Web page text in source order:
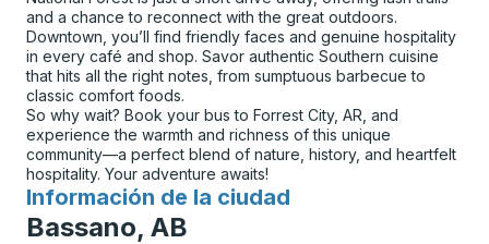
and a chance to reconnect with the great outdoors.
Downtown, you’ll find friendly faces and genuine hospitality
in every café and shop. Savor authentic Southern cuisine
that hits all the right notes, from sumptuous barbecue to
classic comfort foods.
So why wait? Book your bus to Forrest City, AR, and
experience the warmth and richness of this unique
community—a perfect blend of nature, history, and heartfelt
hospitality. Your adventure awaits!
Información de la ciudad
para
Bassano, AB